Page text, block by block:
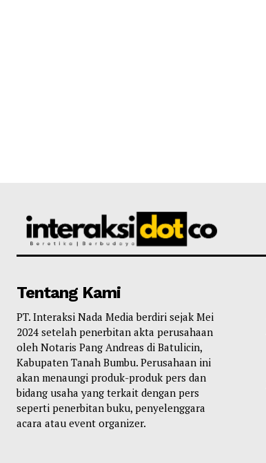
Tentang Kami
PT. Interaksi Nada Media berdiri sejak Mei
2024 setelah penerbitan akta perusahaan
oleh Notaris Pang Andreas di Batulicin,
Kabupaten Tanah Bumbu. Perusahaan ini
akan menaungi produk-produk pers dan
bidang usaha yang terkait dengan pers
seperti penerbitan buku, penyelenggara
acara atau event organizer.